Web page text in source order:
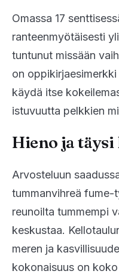
Omassa 17
ranteenmyötäisesti
tuntunut missään
on
käydä itse
istuvuutta pelkkien
Hieno ja
Arvosteluun
tummanvihreä fume-
reunoilta tummempi
keskustaa.
meren ja
kokonaisuus on